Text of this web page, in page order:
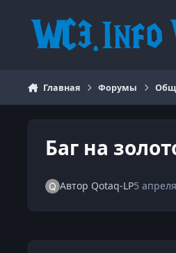
Главная Форумы
Баг на
Автор Qotaq-LP5 апреля